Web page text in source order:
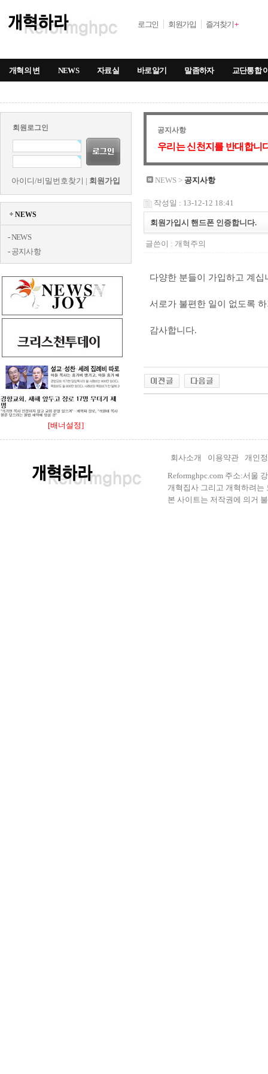
로그인 회원가입 즐겨찾기+
개혁의 변 NEWS 자료실 바로알기 말좀하자 교단통합
회원로그인
아이디/비밀번호찾기 | 회원가입
NEWS
-NEWS
- 공지사항
[배너설정]
공지사항
우리는 신천지를 반대합니
NEWS > 공지사항
작성일 : 13-12-12 18:41
회원가입시 핸드폰 인증합니다.
글쓴이 : 개혁주의
다양한 분들이 가입하고 계십
서로가 불편한 일이 없도록
감사합니다.
회사소개 이용약관
개인
Reformghpc.com 주소:서울
개혁집사 그리고 개혁하려는
본 사이트는 저작권에 의거